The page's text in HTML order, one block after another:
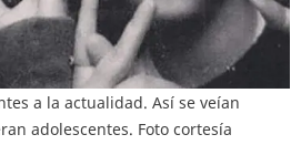
a la actualidad. Así se veían
adolescentes. Foto cortesía